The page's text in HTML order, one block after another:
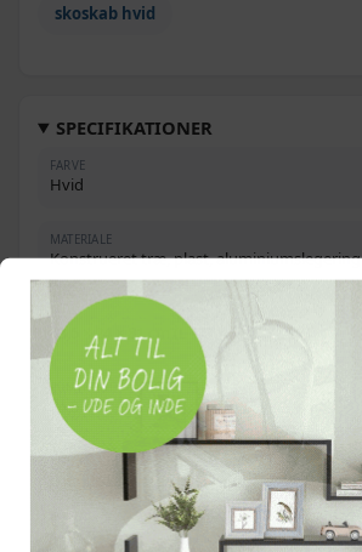
skoskab hvid
SPECIFIKATIONER
FARVE
Hvid
MATERIALE
Konstrueret træ, plast, aluminiumslegering
MÅL
63,5 × 24 × 81 cm (L × B × H)
RUMHØJDE
34,5 cm
ANTAL RUM
2 med skillevæg i midten
KAPACITET
Røget eg - 63 x 24 x 147 cm - 1 stk